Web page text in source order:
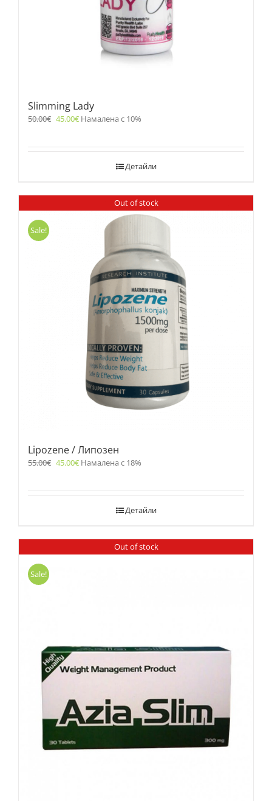
Slimming Lady
50.00€ 45.00€ Намалена с 10%
Детайли
Out of stock
Sale!
Lipozene / Липозен
55.00€ 45.00€ Намалена с 18%
Детайли
Out of stock
Sale!